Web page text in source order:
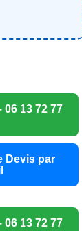
06 13 72 77
Devis par
06 13 72 77